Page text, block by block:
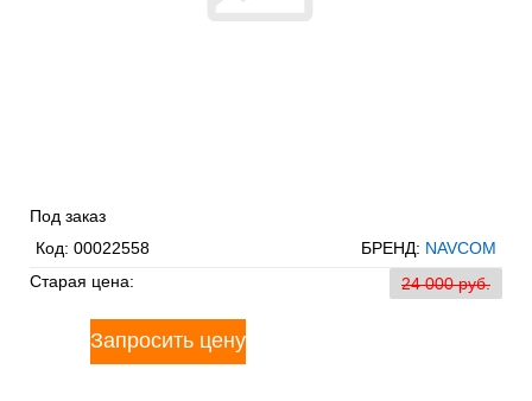
Под заказ
Код: 00022558 БРЕНД: NAVCOM
Старая цена:
24 000 pуб.